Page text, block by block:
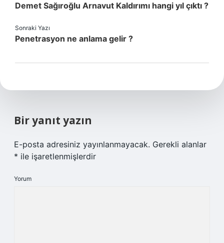
Demet Sağıroğlu Arnavut Kaldırımı hangi yıl çıktı ?
Sonraki Yazı
Penetrasyon ne anlama gelir ?
Bir yanıt yazın
E-posta adresiniz yayınlanmayacak. Gerekli alanlar
* ile işaretlenmişlerdir
Yorum